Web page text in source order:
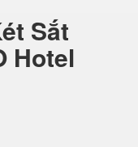
Sắt
Hotel